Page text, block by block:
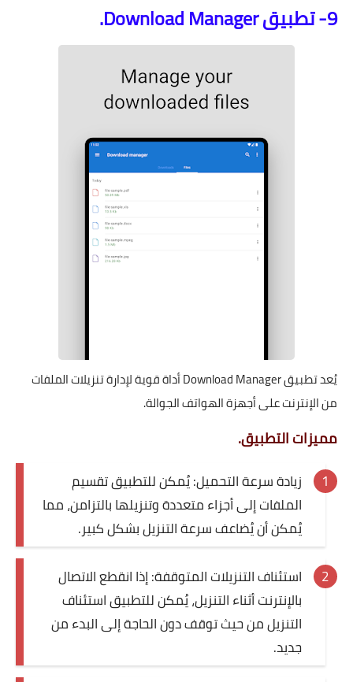
9- تطبيق Download Manager.
يُعد تطبيق Download Manager أداة قوية لإدارة تنزيلات الملفات
من الإنترنت على أجهزة الهواتف الجوالة.
مميزات التطبيق.
زيادة سرعة التحميل: يُمكن للتطبيق تقسيم
الملفات إلى أجزاء متعددة وتنزيلها بالتزامن، مما
يُمكن أن يُضاعف سرعة التنزيل بشكل كبير.
استئناف التنزيلات المتوقفة: إذا انقطع الاتصال
بالإنترنت أثناء التنزيل، يُمكن للتطبيق استئناف
التنزيل من حيث توقف دون الحاجة إلى البدء من
جديد.